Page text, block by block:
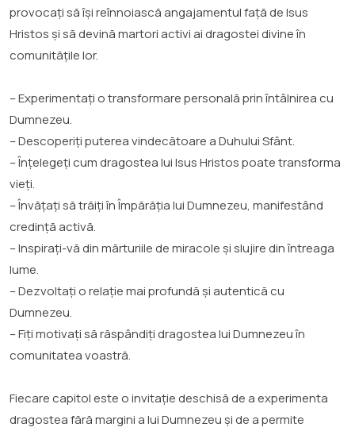
provocați să își reînnoiască angajamentul față de Isus
Hristos și să devină martori activi ai dragostei divine în
comunitățile lor.
– Experimentați o transformare personală prin întâlnirea cu
Dumnezeu.
– Descoperiți puterea vindecătoare a Duhului Sfânt.
– Înțelegeți cum dragostea lui Isus Hristos poate transforma
vieți.
– Învățați să trăiți în Împărăția lui Dumnezeu, manifestând
credință activă.
– Inspirați-vă din mărturiile de miracole și slujire din întreaga
lume.
– Dezvoltați o relație mai profundă și autentică cu
Dumnezeu.
– Fiți motivați să răspândiți dragostea lui Dumnezeu în
comunitatea voastră.
Fiecare capitol este o invitație deschisă de a experimenta
dragostea fără margini a lui Dumnezeu și de a permite